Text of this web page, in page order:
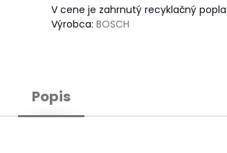
V cene je zahrnutý recyklačný
Výrobca:BOSCH
Popis